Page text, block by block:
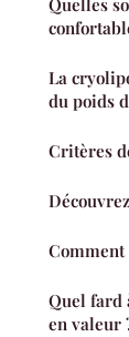
Quelles
La
du poids
Critères
Comment
Quel fard
en valeur